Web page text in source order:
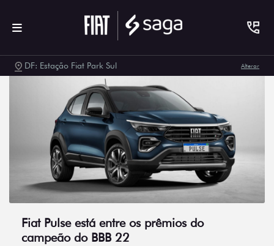
DF: Estação Fiat Park Sul Alterar
Fiat Pulse está entre os prêmios do
campeão do BBB 22